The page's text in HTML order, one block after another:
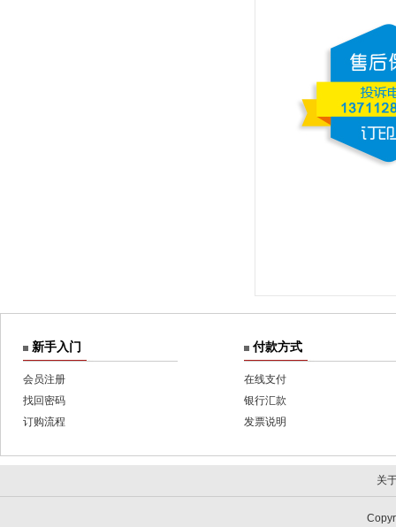
新手入门
会员注册
找回密码
订购流程
付款方式
在线支付
银行汇款
发票说明
关